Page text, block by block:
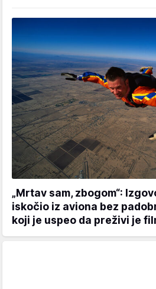
„Mrtav sam, zbogom“:
iskočio iz aviona bez
koji je uspeo da preživi je